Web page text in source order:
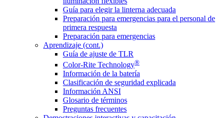
Guía para elegir la linterna adecuada
Preparación para emergencias para el personal de
primera respuesta
Preparación para emergencias
Aprendizaje (cont.)
Guía de ajuste de TLR
Color-Rite Technology®
Información de la batería
Clasificación de seguridad explicada
Información ANSI
Glosario de términos
Preguntas frecuentes